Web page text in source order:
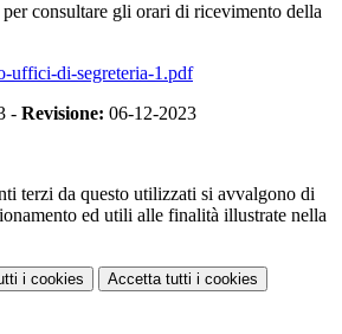
consultare gli orari di ricevimento della
uffici-di-segreteria-1.pdf
- Revisione: 06-12-2023
terzi da questo utilizzati si avvalgono di
ed utili alle finalità illustrate nella
i cookies Accetta tutti i cookies